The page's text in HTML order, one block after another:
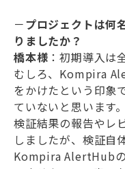
－プロジェクトは何
りましたか？
橋本様 ：初期導入は
むしろ、Kompira
をかけたという印象
ていないと思います。
検証結果の報告やレ
しましたが、検証自
Kompira AlertHub